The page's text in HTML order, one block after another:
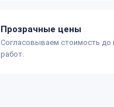
Прозрачные цены
Согласовываем стоимость до
работ.